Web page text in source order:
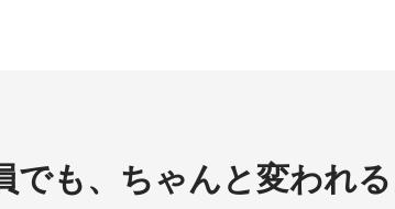
でも、ちゃんと変われる